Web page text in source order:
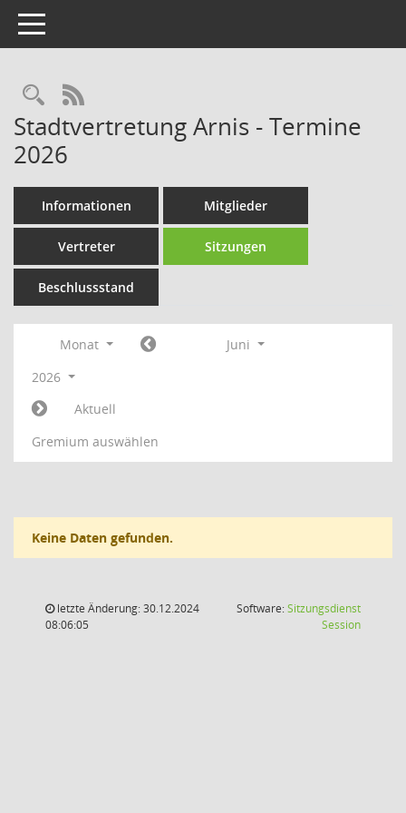
Toggle navigation
Rechercheauswahl
RSS-Feed
Stadtvertretung Arnis - Termine
2026
Informationen Mitglieder
Vertreter Sitzungen
Beschlussstand
Monat
Juni
2026
Aktuell
Gremium auswählen
Keine Daten gefunden.
letzte Änderung: 30.12.2024
08:06:05
Software:Sitzungsdienst
Session(Wird in